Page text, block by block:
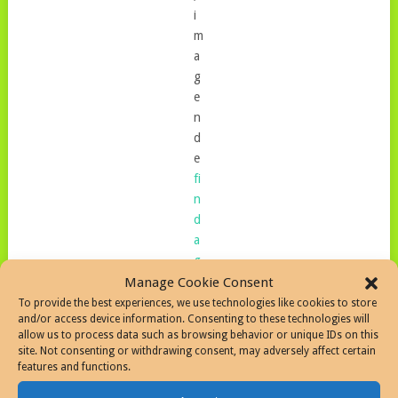
Manage Cookie Consent
To provide the best experiences, we use technologies like cookies to store
and/or access device information. Consenting to these technologies will
allow us to process data such as browsing behavior or unique IDs on this
site. Not consenting or withdrawing consent, may adversely affect certain
features and functions.
i
m
a
g
e
n
d
e
fi
n
d
a
g
r
a
v
e.
o